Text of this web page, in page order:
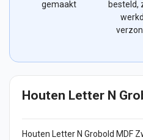
gemaakt
besteld,
Houten Letter N
Houten Letter N Grobold MDF